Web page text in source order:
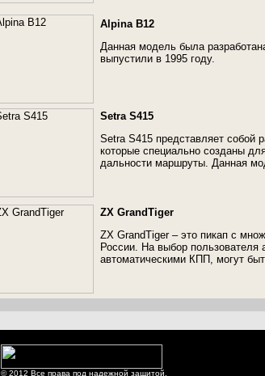
Alpina B12
Данная модель была
выпустили в 1995 году.
Setra S415
Setra S415 представляет собой
которые специально созданы
дальности маршруты. Данная
ZX GrandTiger
ZX GrandTiger – это пикап с
России. На выбор
автоматическими КПП, могут
© 2012 Все права под надежной защитой.